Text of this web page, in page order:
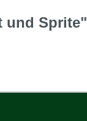
und Sprite"